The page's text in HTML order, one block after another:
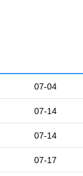
07-04
07-14
07-14
07-17